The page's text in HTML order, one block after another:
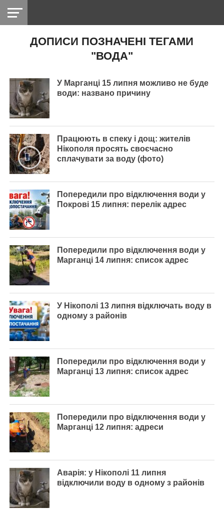
НІКОПОЛЬ
РАДІО
ДОПИСИ ПОЗНАЧЕНІ ТЕГАМИ
"ВОДА"
У Марганці 15 липня можливо не буде
води: названо причину
Працюють в спеку і дощ: жителів
Нікополя просять своєчасно
сплачувати за воду (фото)
Попередили про відключення води у
Покрові 15 липня: перелік адрес
Попередили про відключення води у
Марганці 14 липня: список адрес
У Нікополі 13 липня відключать воду в
одному з районів
Попередили про відключення води у
Марганці 13 липня: список адрес
Попередили про відключення води у
Марганці 12 липня: адреси
Аварія: у Нікополі 11 липня
відключили воду в одному з районів